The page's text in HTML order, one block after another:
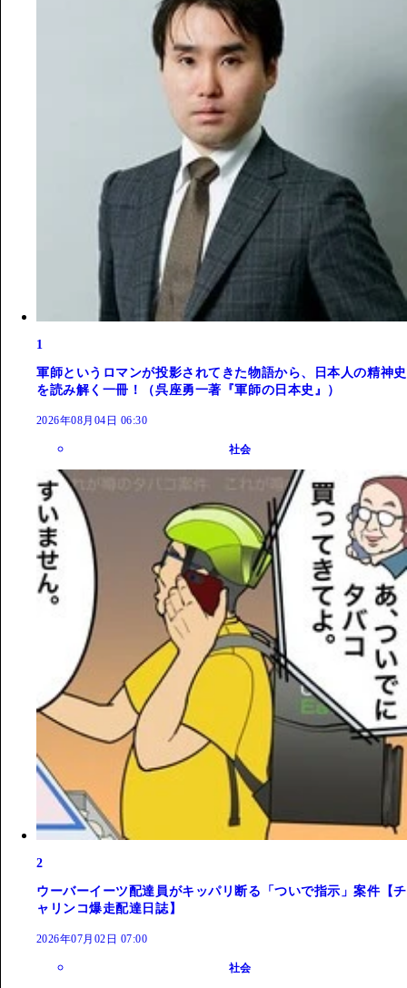
1
軍師というロマンが投影されてきた物語から、日本人の精神史
を読み解く一冊！（呉座勇一著『軍師の日本史』）
2026年08月04日 06:30
社会
2
ウーバーイーツ配達員がキッパリ断る「ついで指示」案件【チ
ャリンコ爆走配達日誌】
2026年07月02日 07:00
社会